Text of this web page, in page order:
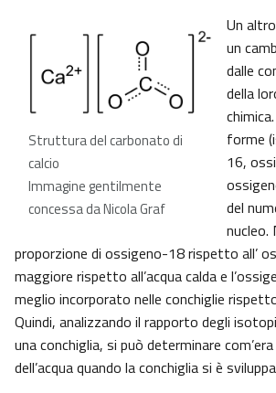
Struttura del carbonato di
calcio
Immagine gentilmente
concessa da Nicola Graf
Un
un
dalle
della
forme
16,
del
nucleo.
proporzione di ossigeno-18 rispetto all’
maggiore rispetto all’acqua calda e
meglio incorporato nelle conchiglie
Quindi, analizzando il rapporto degli
una conchiglia, si può determinare
dell’acqua quando la conchiglia si è